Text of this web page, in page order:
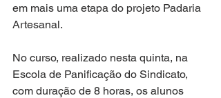
em mais uma etapa do projeto Padaria
Artesanal.
No curso, realizado nesta quinta, na
Escola de Panificação do Sindicato,
com duração de 8 horas, os alunos